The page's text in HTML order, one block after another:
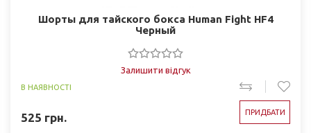
Шорты для тайского бокса Human Fight HF4
Черный
Залишити відгук
В НАЯВНОСТІ
525 грн. ПРИДБАТИ